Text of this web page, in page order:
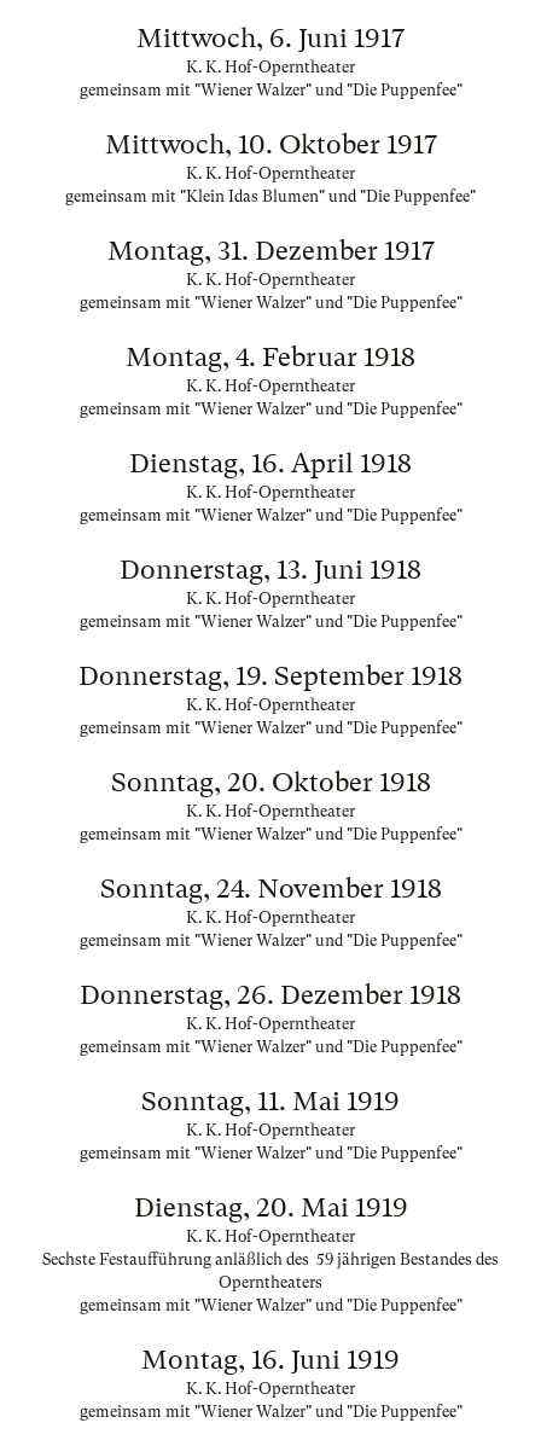
Mittwoch, 6. Juni 1917
K. K. Hof-Operntheater
gemeinsam mit "Wiener Walzer" und "Die Puppenfee"
Mittwoch, 10. Oktober 1917
K. K. Hof-Operntheater
gemeinsam mit "Klein Idas Blumen" und "Die Puppenfee"
Montag, 31. Dezember 1917
K. K. Hof-Operntheater
gemeinsam mit "Wiener Walzer" und "Die Puppenfee"
Montag, 4. Februar 1918
K. K. Hof-Operntheater
gemeinsam mit "Wiener Walzer" und "Die Puppenfee"
Dienstag, 16. April 1918
K. K. Hof-Operntheater
gemeinsam mit "Wiener Walzer" und "Die Puppenfee"
Donnerstag, 13. Juni 1918
K. K. Hof-Operntheater
gemeinsam mit "Wiener Walzer" und "Die Puppenfee"
Donnerstag, 19. September 1918
K. K. Hof-Operntheater
gemeinsam mit "Wiener Walzer" und "Die Puppenfee"
Sonntag, 20. Oktober 1918
K. K. Hof-Operntheater
gemeinsam mit "Wiener Walzer" und "Die Puppenfee"
Sonntag, 24. November 1918
K. K. Hof-Operntheater
gemeinsam mit "Wiener Walzer" und "Die Puppenfee"
Donnerstag, 26. Dezember 1918
K. K. Hof-Operntheater
gemeinsam mit "Wiener Walzer" und "Die Puppenfee"
Sonntag, 11. Mai 1919
K. K. Hof-Operntheater
gemeinsam mit "Wiener Walzer" und "Die Puppenfee"
Dienstag, 20. Mai 1919
K. K. Hof-Operntheater
Sechste Festaufführung anläßlich des 59 jährigen Bestandes des
Operntheaters
gemeinsam mit "Wiener Walzer" und "Die Puppenfee"
Montag, 16. Juni 1919
K. K. Hof-Operntheater
gemeinsam mit "Wiener Walzer" und "Die Puppenfee"